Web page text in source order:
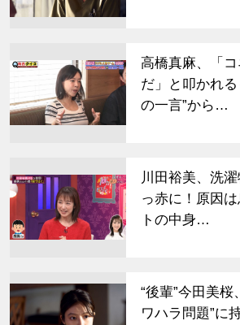
高橋真麻、「
だ」と叩かれ
の一言”から…
川田裕美、洗
っ赤に！原因
トの中身…
“後輩”今田美桜
ワハラ問題”に